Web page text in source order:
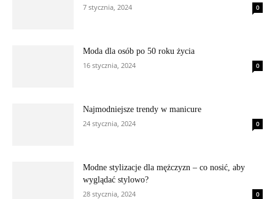
7 stycznia, 2024
0
Moda dla osób po 50 roku życia
16 stycznia, 2024
0
Najmodniejsze trendy w manicure
24 stycznia, 2024
0
Modne stylizacje dla mężczyzn – co nosić, aby
wyglądać stylowo?
28 stycznia, 2024
0